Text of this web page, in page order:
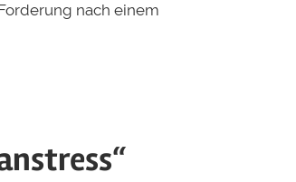
nach einem